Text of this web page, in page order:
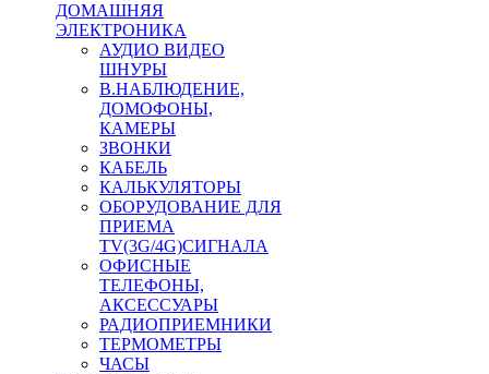
ДОМАШНЯЯ
ЭЛЕКТРОНИКА
АУДИО ВИДЕО
ШНУРЫ
В.НАБЛЮДЕНИЕ,
ДОМОФОНЫ,
КАМЕРЫ
ЗВОНКИ
КАБЕЛЬ
КАЛЬКУЛЯТОРЫ
ОБОРУДОВАНИЕ ДЛЯ
ПРИЕМА
TV(3G/4G)СИГНАЛА
ОФИСНЫЕ
ТЕЛЕФОНЫ,
АКСЕССУАРЫ
РАДИОПРИЕМНИКИ
ТЕРМОМЕТРЫ
ЧАСЫ